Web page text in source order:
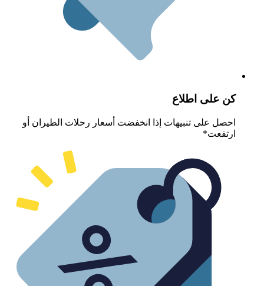
على اطلاع
على تنبيهات إذا انخفضت أسعار رحلات الطيران أو